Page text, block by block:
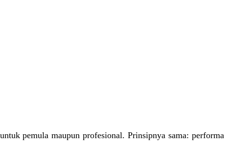
pemula maupun profesional. Prinsipnya sama: performa